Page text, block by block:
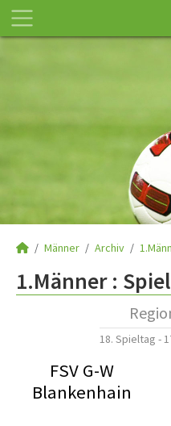
Männer Archiv
1.Männer :
18. Spieltag -
FSV G-W
Blankenhain